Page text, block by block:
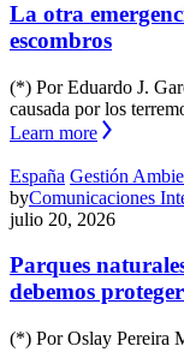
La otra
escombros
(*) Por Eduardo J.
causada por los
Learn more
España Gestión
byComunicaciones
julio 20, 2026
Parques
debemos
(*) Por Oslay Pereira